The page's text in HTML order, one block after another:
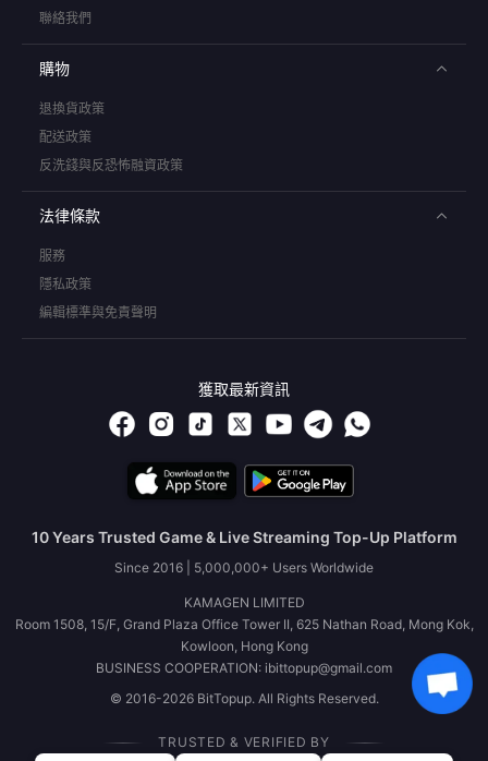
聯絡我們
購物
退換貨政策
配送政策
反洗錢與反恐怖融資政策
法律條款
服務
隱私政策
編輯標準與免責聲明
獲取最新資訊
10 Years Trusted Game & Live Streaming Top-Up Platform
Since 2016 | 5,000,000+ Users Worldwide
KAMAGEN LIMITED
Room 1508, 15/F, Grand Plaza Office Tower II, 625 Nathan Road, Mong Kok,
Kowloon, Hong Kong
BUSINESS COOPERATION: ibittopup@gmail.com
© 2016-2026 BitTopup. All Rights Reserved.
TRUSTED & VERIFIED BY